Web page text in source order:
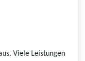
Viele Leistungen